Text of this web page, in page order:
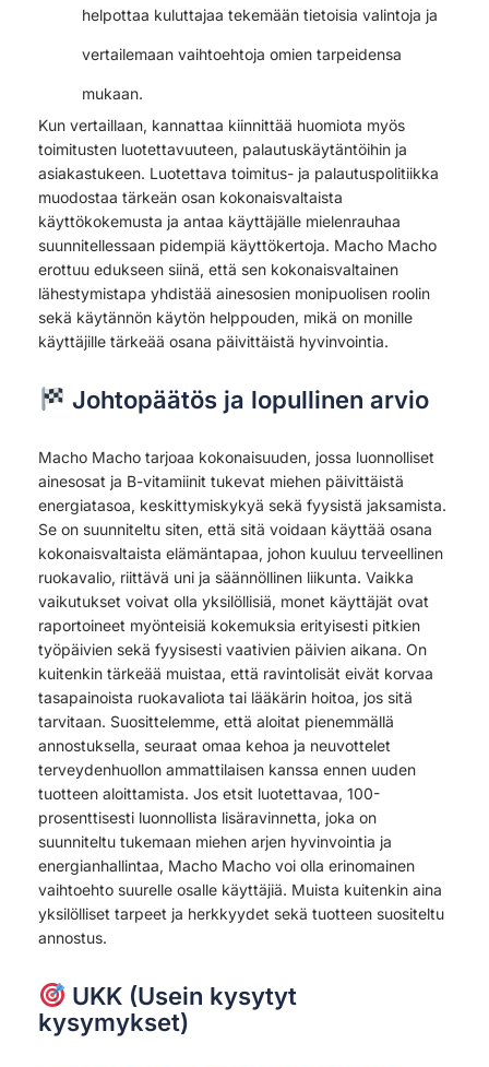
helpottaa kuluttajaa tekemään tietoisia valintoja ja
vertailemaan vaihtoehtoja omien tarpeidensa
mukaan.
Kun vertaillaan, kannattaa kiinnittää huomiota myös
toimitusten luotettavuuteen, palautuskäytäntöihin ja
asiakastukeen. Luotettava toimitus- ja palautuspolitiikka
muodostaa tärkeän osan kokonaisvaltaista
käyttökokemusta ja antaa käyttäjälle mielenrauhaa
suunnitellessaan pidempiä käyttökertoja. Macho Macho
erottuu edukseen siinä, että sen kokonaisvaltainen
lähestymistapa yhdistää ainesosien monipuolisen roolin
sekä käytännön käytön helppouden, mikä on monille
käyttäjille tärkeää osana päivittäistä hyvinvointia.
Johtopäätös ja lopullinen arvio
Macho Macho tarjoaa kokonaisuuden, jossa luonnolliset
ainesosat ja B-vitamiinit tukevat miehen päivittäistä
energiatasoa, keskittymiskykyä sekä fyysistä jaksamista.
Se on suunniteltu siten, että sitä voidaan käyttää osana
kokonaisvaltaista elämäntapaa, johon kuuluu terveellinen
ruokavalio, riittävä uni ja säännöllinen liikunta. Vaikka
vaikutukset voivat olla yksilöllisiä, monet käyttäjät ovat
raportoineet myönteisiä kokemuksia erityisesti pitkien
työpäivien sekä fyysisesti vaativien päivien aikana. On
kuitenkin tärkeää muistaa, että ravintolisät eivät korvaa
tasapainoista ruokavaliota tai lääkärin hoitoa, jos sitä
tarvitaan. Suosittelemme, että aloitat pienemmällä
annostuksella, seuraat omaa kehoa ja neuvottelet
terveydenhuollon ammattilaisen kanssa ennen uuden
tuotteen aloittamista. Jos etsit luotettavaa, 100-
prosenttisesti luonnollista lisäravinnetta, joka on
suunniteltu tukemaan miehen arjen hyvinvointia ja
energianhallintaa, Macho Macho voi olla erinomainen
vaihtoehto suurelle osalle käyttäjiä. Muista kuitenkin aina
yksilölliset tarpeet ja herkkyydet sekä tuotteen suositeltu
annostus.
UKK (Usein kysytyt
kysymykset)